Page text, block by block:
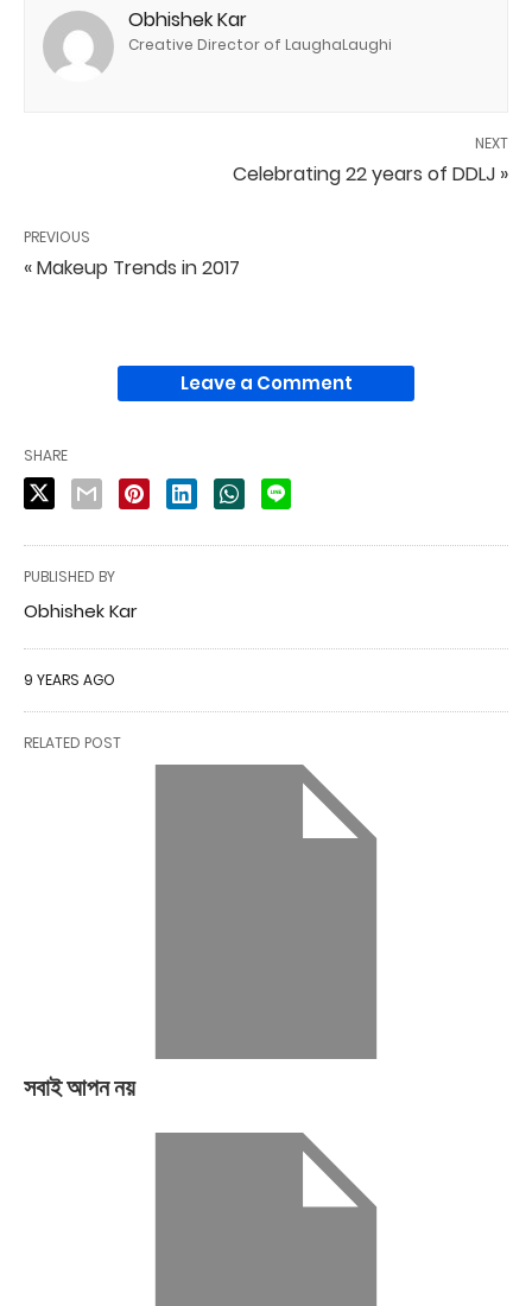
Obhishek Kar
Creative Director of LaughaLaughi
NEXT
Celebrating 22 years of DDLJ »
PREVIOUS
« Makeup Trends in 2017
Leave a Comment
SHARE
PUBLISHED BY
Obhishek Kar
9 YEARS AGO
RELATED POST
সবাই আপন নয়